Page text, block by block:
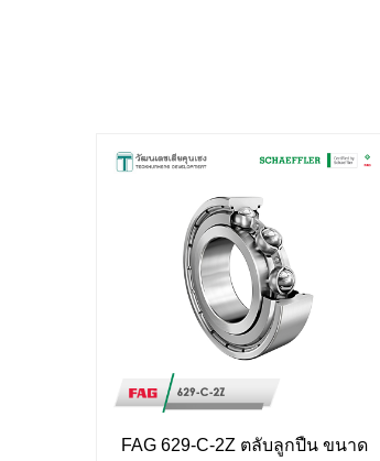
FAG 629-C-2Z ตลับลูกปืน ขนาด